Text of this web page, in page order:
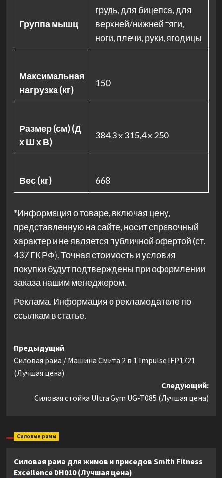
Группа мышц
грудь, для бицепса, для
верхней/нижней тяги,
ноги, плечи, руки, ягодицы
Максимальная
нагрузка (кг)
150
Размер (см) (Д
х Ш х В)
384,3 x 315,4 x 250
Вес (кг) 668
*Информация о товаре, включая цену,
представленную на сайте, носит справочный
характер и не является публичной офертой (ст.
437 ГК РФ). Точная стоимость и условия
покупки будут подтверждены при оформлении
заказа нашим менеджером.
Реклама. Информация о рекламодателе по
ссылкам в статье.
Навигация
записи
Предыдущий
Силовая рама / Машина Смита 2 в 1 Impulse IFP1721
(Лучшая цена)
Следующий:
Силовая стойка Ultra Gym UG-T085 (Лучшая цена)
Силовые рамы
Силовая рама для жимов и приседов Smith Fitness
Excellence DH010 (Лучшая цена)